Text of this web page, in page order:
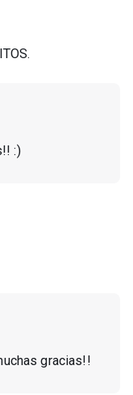
:)
gracias!!